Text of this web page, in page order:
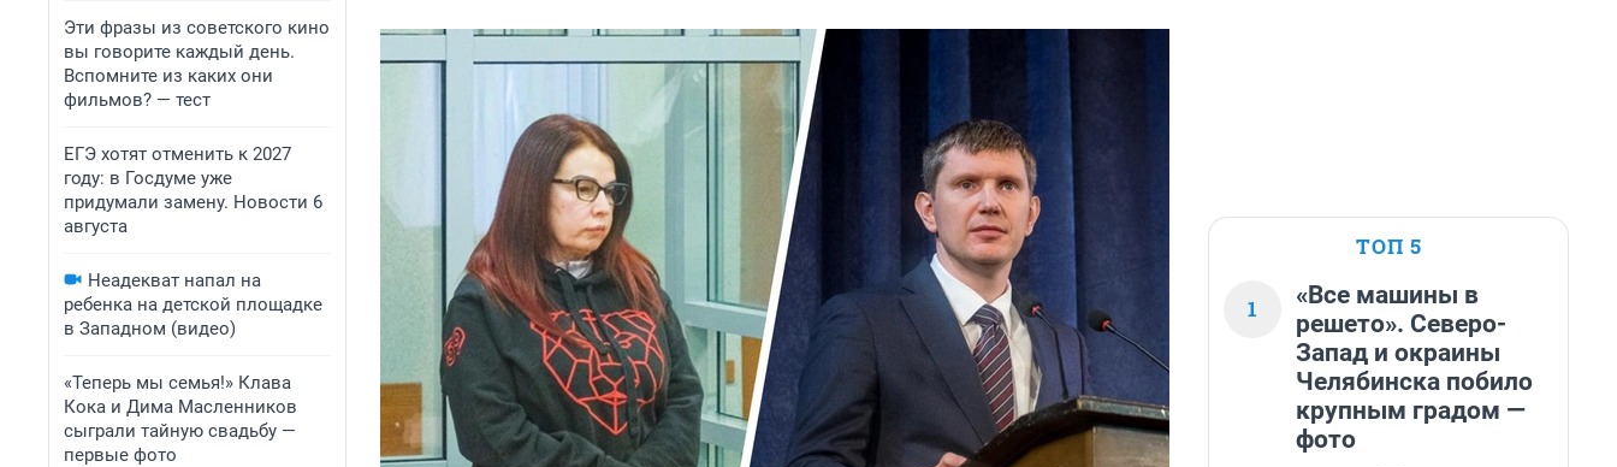
Эти фразы из советского кино
вы говорите каждый день.
Вспомните из каких они
фильмов? — тест
ЕГЭ хотят отменить к 2027
году: в Госдуме уже
придумали замену. Новости 6
августа
Неадекват напал на
ребенка на детской площадке
в Западном (видео)
«Теперь мы семья!» Клава
Кока и Дима Масленников
сыграли тайную свадьбу —
первые фото
ТОП 5
1
«Все машины в
решето». Северо-
Запад и окраины
Челябинска побило
крупным градом —
фото